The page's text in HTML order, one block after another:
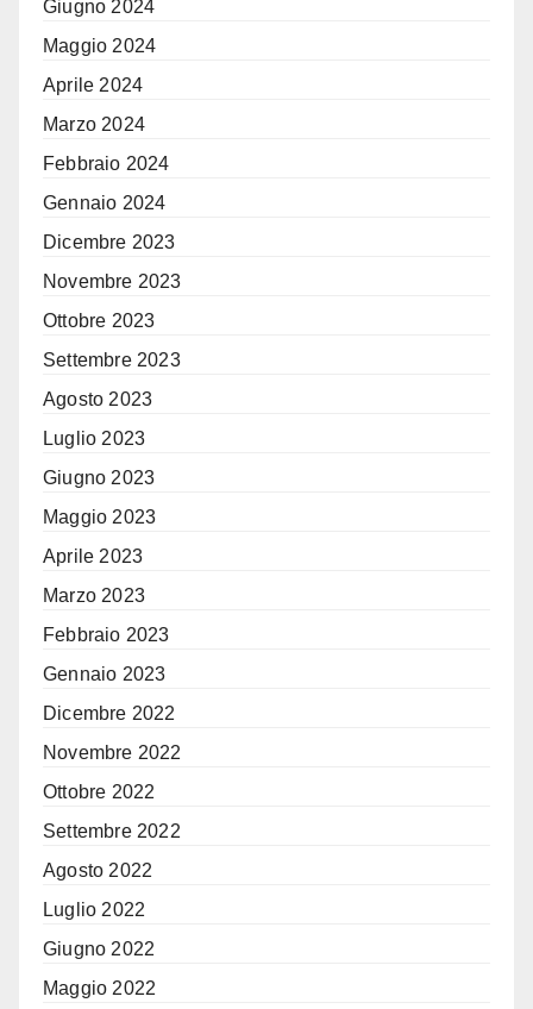
Giugno 2024
Maggio 2024
Aprile 2024
Marzo 2024
Febbraio 2024
Gennaio 2024
Dicembre 2023
Novembre 2023
Ottobre 2023
Settembre 2023
Agosto 2023
Luglio 2023
Giugno 2023
Maggio 2023
Aprile 2023
Marzo 2023
Febbraio 2023
Gennaio 2023
Dicembre 2022
Novembre 2022
Ottobre 2022
Settembre 2022
Agosto 2022
Luglio 2022
Giugno 2022
Maggio 2022